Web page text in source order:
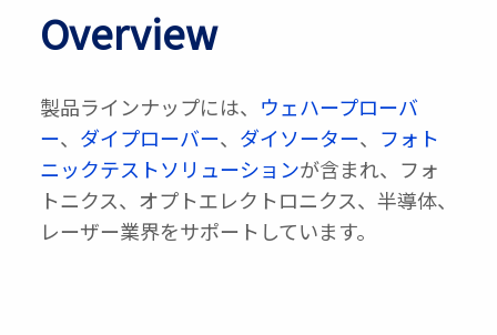
Overview
製品ラインナップには、 ウェハープローバ
ー、 ダイプローバー、 ダイソーター、 フォト
ニックテストソリューションが含まれ、フォ
トニクス、オプトエレクトロニクス、半導体、
レーザー業界をサポートしています。